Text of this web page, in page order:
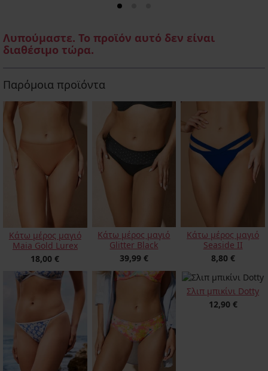
Λυπούμαστε. Το προϊόν αυτό δεν είναι
διαθέσιμο τώρα.
Παρόμοια προϊόντα
Κάτω μέρος μαγιό
Maia Gold Lurex
18,00 €
Κάτω μέρος μαγιό
Glitter Black
39,99 €
Κάτω μέρος μαγιό
Seaside II
8,80 €
Σλιπ μπικίνι Dotty
12,90 €